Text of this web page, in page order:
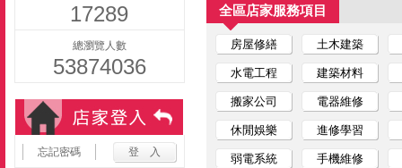
17289
總瀏覽人數
53874036
忘記密碼
全區店家服務項目
房屋修繕 土木建築
水電工程 建築材料
搬家公司 電器維修
休閒娛樂 進修學習
弱電系統 手機維修